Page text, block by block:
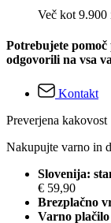
Več kot
Potrebujete
odgovorili na vsa
Kontakt
Preverjena kakovost
Nakupujte varno in
Slovenija:
€ 59,90
Brezplačno
Varno plačilo